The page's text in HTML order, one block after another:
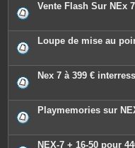
Vente Flash Sur NEx
Loupe de mise au
Nex 7 à 399 €
Playmemories sur
NEX-7 + 16-50 pour